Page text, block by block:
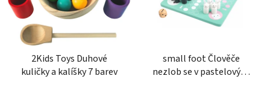
2Kids Toys Duhové
kuličky a kalíšky 7 barev
small foot Člověče
nezlob se v pastelových